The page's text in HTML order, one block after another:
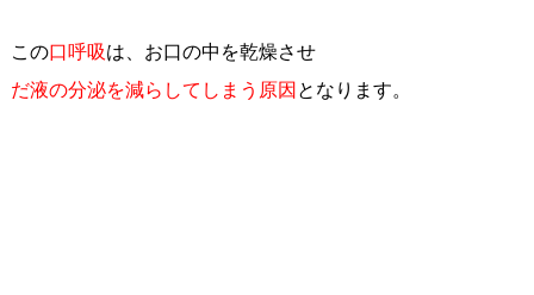
この口呼吸は、お口の中を乾燥させ
だ液の分泌を減らしてしまう原因 となります。